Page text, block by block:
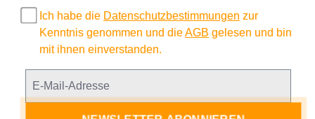
Ich habe die Datenschutzbestimmungen zur
Kenntnis genommen und dieAGB gelesen und bin
mit ihnen einverstanden.